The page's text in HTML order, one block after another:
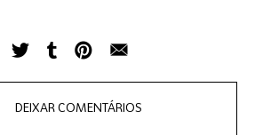
DEIXAR COMENTÁRIOS